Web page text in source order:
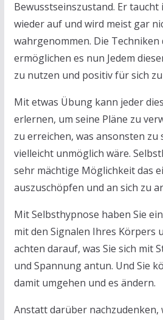
Bewusstseinszustand. Er taucht
wieder auf und wird meist gar
wahrgenommen. Die Techniken
ermöglichen es nun Jedem
zu nutzen und positiv für sich
Mit etwas Übung kann jeder
erlernen, um seine Pläne zu
zu erreichen, was ansonsten zu
vielleicht unmöglich wäre.
sehr mächtige Möglichkeit das
auszuschöpfen und an sich zu
Mit Selbsthypnose haben Sie
mit den Signalen Ihres Körpers
achten darauf, was Sie sich mit
und Spannung antun. Und Sie
damit umgehen und es ändern.
Anstatt darüber nachzudenken,